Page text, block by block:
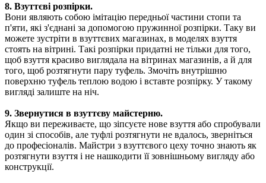
8. Взуттєві розпірки.
Вони являють собою імітацію передньої частини стопи та
п'яти, які з'єднані за допомогою пружинної розпірки. Таку ви
можете зустріти в взуттєвих магазинах, в моделях взуття
стоять на вітрині. Такі розпірки придатні не тільки для того,
щоб взуття красиво виглядала на вітринах магазинів, а й для
того, щоб розтягнути пару туфель. Змочіть внутрішню
поверхню туфель теплою водою і вставте розпірку. У такому
вигляді залиште на ніч.
9. Звернутися в взуттєву майстерню.
Якщо ви переживаєте, що зіпсуєте нове взуття або спробували
один зі способів, але туфлі розтягнути не вдалось, зверніться
до професіоналів. Майстри з взуттєвого цеху точно знають як
розтягнути взуття і не нашкодити її зовнішньому вигляду або
конструкції.